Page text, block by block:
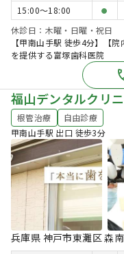
15:00〜18:00 ●
休診日：木曜・日曜・祝日
【甲南山手駅 徒歩4分】【
を提供する富塚歯科医院
福山デンタルクリ
根管治療
自由診療
甲南山手駅 出口 徒歩3分
兵庫県 神戸市東灘区 森